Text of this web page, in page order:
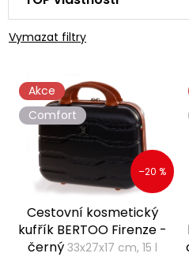
Vymazat filtry
Akce
Comfort
–20 %
Cestovní kosmetický
kufřík BERTOO Firenze -
černý 33x27x17 cm, 15 l